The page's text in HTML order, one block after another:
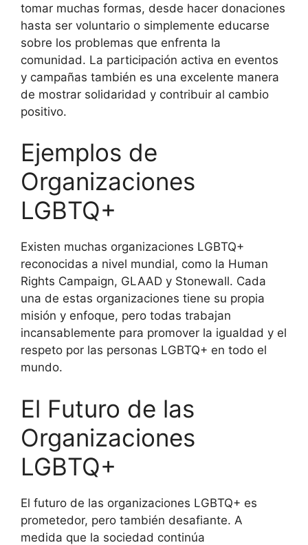
tomar muchas formas, desde hacer donaciones
hasta ser voluntario o simplemente educarse
sobre los problemas que enfrenta la
comunidad. La participación activa en eventos
y campañas también es una excelente manera
de mostrar solidaridad y contribuir al cambio
positivo.
Ejemplos de
Organizaciones
LGBTQ+
Existen muchas organizaciones LGBTQ+
reconocidas a nivel mundial, como la Human
Rights Campaign, GLAAD y Stonewall. Cada
una de estas organizaciones tiene su propia
misión y enfoque, pero todas trabajan
incansablemente para promover la igualdad y el
respeto por las personas LGBTQ+ en todo el
mundo.
El Futuro de las
Organizaciones
LGBTQ+
El futuro de las organizaciones LGBTQ+ es
prometedor, pero también desafiante. A
medida que la sociedad continúa